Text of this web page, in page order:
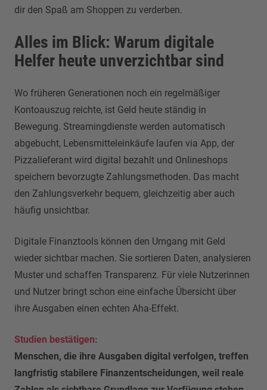
dir den Spaß am Shoppen zu verderben.
Alles im Blick: Warum digitale
Helfer heute unverzichtbar sind
Wo früheren Generationen noch ein regelmäßiger
Kontoauszug reichte, ist Geld heute ständig in
Bewegung. Streamingdienste werden automatisch
abgebucht, Lebensmitteleinkäufe laufen via App, der
Pizzalieferant wird digital bezahlt und Onlineshops
speichern bevorzugte Zahlungsmethoden. Das macht
den Zahlungsverkehr bequem, gleichzeitig aber auch
häufig unsichtbar.
Digitale Finanztools können den Umgang mit Geld
wieder sichtbar machen. Sie sortieren Daten, analysieren
Muster und schaffen Transparenz. Für viele Nutzerinnen
und Nutzer bringt schon eine einfache Übersicht über
ihre Ausgaben einen echten Aha-Effekt.
Studien bestätigen:
Menschen, die ihre Ausgaben digital verfolgen, treffen
langfristig stabilere Finanzentscheidungen, weil reale